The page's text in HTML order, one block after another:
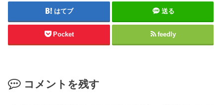
はてブ 送る
Pocket feedly
コメントを残す